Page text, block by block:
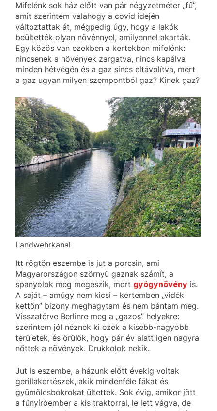
Mifelénk sok ház előtt van pár négyzetméter „fű”,
amit szerintem valahogy a covid idején
változtattak át, mégpedig úgy, hogy a lakók
beültették olyan növénnyel, amilyennel akarták.
Egy közös van ezekben a kertekben mifelénk:
nincsenek a növények zargatva, nincs kapálva
minden hétvégén és a gaz sincs eltávolítva, mert
a gaz ugyan milyen szempontból gaz? Kinek gaz?
Landwehrkanal
Itt rögtön eszembe is jut a porcsin, ami
Magyarországon szörnyű gaznak számít, a
spanyolok meg megeszik, mert gyógynövény is.
A saját – amúgy nem kicsi – kertemben „vidék
kettőn” bizony meghagytam és nem bántam meg.
Visszatérve Berlinre meg a „gazos” helyekre:
szerintem jól néznek ki ezek a kisebb-nagyobb
területek, és örülök, hogy pár év alatt igen nagyra
nőttek a növények. Drukkolok nekik.
Jut is eszembe, a házunk előtt évekig voltak
gerillakertészek, akik mindenféle fákat és
gyümölcsbokrokat ültettek. Sok évig, amikor jött
a fűnyíróember a kis traktorral, le lett vágva, de